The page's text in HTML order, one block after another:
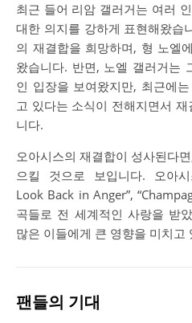
최근 들어 리암 갤러거는 여러
대한 의지를 강하게 표현해왔습
의 재결합을 희망하며, 형 노엘
왔습니다. 반면, 노엘 갤러거는
인 입장을 보여왔지만, 최근에
고 있다는 소식이 전해지면서
니다.
오아시스의 재결합이 성사된다
으킬 것으로 보입니다. 오아시
Look Back in Anger”,
곡들로 전 세계적인 사랑을 받
많은 이들에게 큰 영향을 미치고
팬들의 기대